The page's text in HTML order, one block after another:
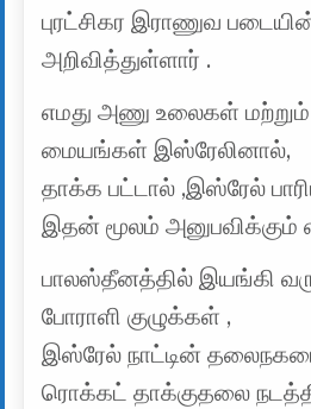
புரட்சிகர இராணுவ
அறிவித்துள்ளார் .
எமது அணு உலைகள்
மையங்கள் இஸ்ரேலினால்,
தாக்க பட்டால் ,இஸ்ரேல்
இதன் மூலம் அனுபவிக்கும்
பாலஸ்தீனத்தில் இயங்கி
போராளி குழுக்கள் ,
இஸ்ரேல் நாட்டின்
ரொக்கட் தாக்குதலை